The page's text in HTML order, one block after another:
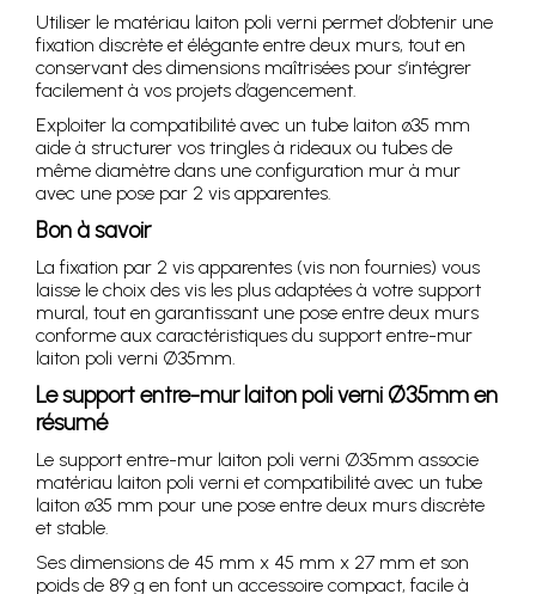
Utiliser le matériau laiton poli verni permet d’obtenir une
fixation discrète et élégante entre deux murs, tout en
conservant des dimensions maîtrisées pour s’intégrer
facilement à vos projets d’agencement.
Exploiter la compatibilité avec un tube laiton ø35 mm
aide à structurer vos tringles à rideaux ou tubes de
même diamètre dans une configuration mur à mur
avec une pose par 2 vis apparentes.
Bon à savoir
La fixation par 2 vis apparentes (vis non fournies) vous
laisse le choix des vis les plus adaptées à votre support
mural, tout en garantissant une pose entre deux murs
conforme aux caractéristiques du support entre-mur
laiton poli verni Ø35mm.
Le support entre-mur laiton poli verni Ø35mm en
résumé
Le support entre-mur laiton poli verni Ø35mm associe
matériau laiton poli verni et compatibilité avec un tube
laiton ø35 mm pour une pose entre deux murs discrète
et stable.
Ses dimensions de 45 mm x 45 mm x 27 mm et son
poids de 89 g en font un accessoire compact, facile à